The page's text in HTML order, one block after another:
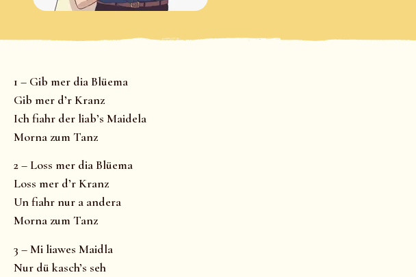
1 – Gib mer dia Blüema
Gib mer d’r Kranz
Ich fiahr der liab’s Maidela
Morna zum Tanz
2 – Loss mer dia Blüema
Loss mer d’r Kranz
Un fiahr nur a andera
Morna zum Tanz
3 – Mi liawes Maidla
Nur dü kasch’s seh